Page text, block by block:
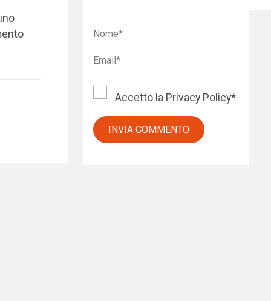
Accetto la Privacy Policy*